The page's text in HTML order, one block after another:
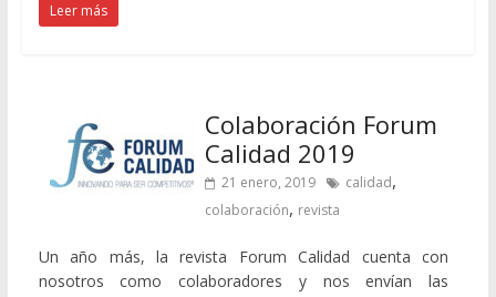
Leer más
Colaboración Forum
Calidad 2019
21 enero, 2019 calidad,
colaboración, revista
Un año más, la revista Forum Calidad cuenta con
nosotros como colaboradores y nos envían las